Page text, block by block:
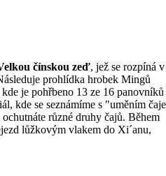
čínskou zeď, jež se rozpíná v
prohlídka hrobek Mingů
je pohřbeno 13 ze 16 panovníků
kde se seznámíme s "uměním
různé druhy čajů. Během
lůžkovým vlakem do Xi´anu,